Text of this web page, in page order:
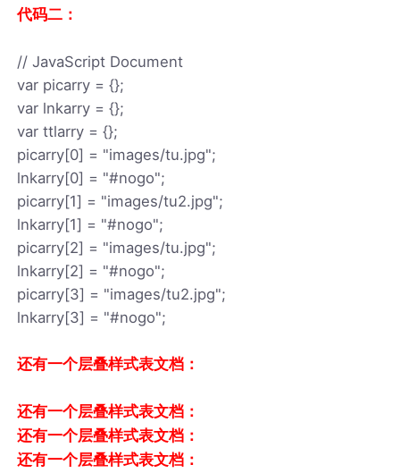
代码二：
// JavaScript Document
var picarry = {};
var lnkarry = {};
var ttlarry = {};
picarry[0] = "images/tu.jpg";
lnkarry[0] = "#nogo";
picarry[1] = "images/tu2.jpg";
lnkarry[1] = "#nogo";
picarry[2] = "images/tu.jpg";
lnkarry[2] = "#nogo";
picarry[3] = "images/tu2.jpg";
lnkarry[3] = "#nogo";
还有一个层叠样式表文档：
还有一个层叠样式表文档：
还有一个层叠样式表文档：
还有一个层叠样式表文档：